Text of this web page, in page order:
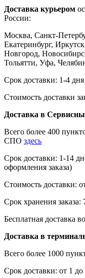
Доставка курьером
России:
Москва, Санкт-
Екатеринбург,
Новгород,
Тольятти, Уфа,
Срок доставки: 1-4 дня
Стоимость доставки
Доставка в
Всего более 400
СПО здесь
Срок доставки: 1-14
оформления заказа)
Стоимость доставки:
Срок хранения заказа:
Бесплатная доставка
Доставка в
Всего более 1000
Срок доставки: от 1 до